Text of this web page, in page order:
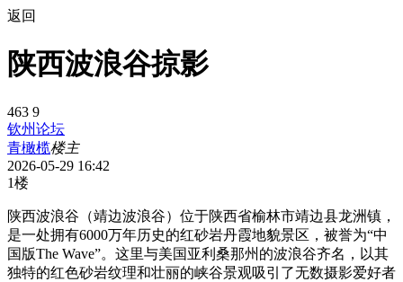
返回
陕西波浪谷掠影
463 9
钦州论坛
青橄榄楼主
2026-05-29 16:42
1楼
陕西波浪谷（靖边波浪谷）位于陕西省榆林市靖边县龙洲镇，
是一处拥有6000万年历史的红砂岩丹霞地貌景区，被誉为“中
国版The Wave”。这里与美国亚利桑那州的波浪谷齐名，以其
独特的红色砂岩纹理和壮丽的峡谷景观吸引了无数摄影爱好者